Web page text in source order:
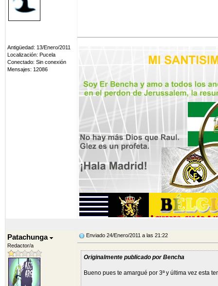
Antigüedad: 13/Enero/2011
Localización: Pucela
Conectado: Sin conexión
Mensajes: 12086
Patachunga
Redactor/a
Enviado 24/Enero/2011 a las 21:22
Originalmente publicado por Bencha
Bueno pues te amargué por 3ª y última vez esta